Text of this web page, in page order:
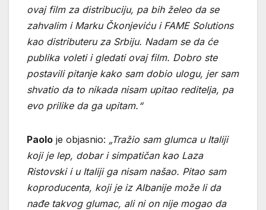
ovaj film za distribuciju, pa bih želeo da se
zahvalim i Marku Čkonjeviću i FAME Solutions
kao distributeru za Srbiju. Nadam se da će
publika voleti i gledati ovaj film. Dobro ste
postavili pitanje kako sam dobio ulogu, jer sam
shvatio da to nikada nisam upitao reditelja, pa
evo prilike da ga upitam.“
Paolo je objasnio: „Tražio sam glumca u Italiji
koji je lep, dobar i simpatičan kao Laza
Ristovski i u Italiji ga nisam našao. Pitao sam
koproducenta, koji je iz Albanije može li da
nađe takvog glumac, ali ni on nije mogao da